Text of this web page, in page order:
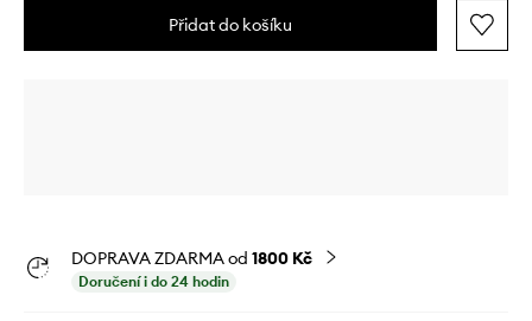
Přidat do košíku
DOPRAVA ZDARMA od 1800 Kč
Doručení i do 24 hodin